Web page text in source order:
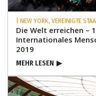
| NEW YORK, VEREINIGTE
Die Welt erreichen –
Internationales
2019
MEHR LESEN ▶